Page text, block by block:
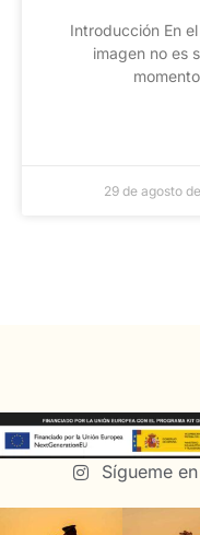
Introducción En
imagen no es
29 de agosto
Sígueme